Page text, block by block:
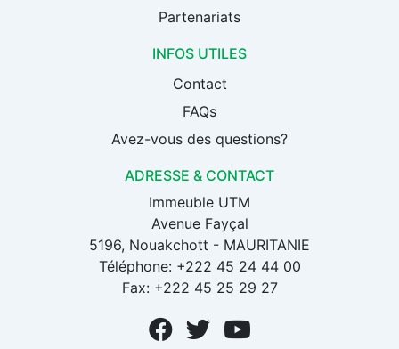
Partenariats
INFOS UTILES
Contact
FAQs
Avez-vous des questions?
ADRESSE & CONTACT
Immeuble UTM
Avenue Fayçal
5196, Nouakchott - MAURITANIE
Téléphone: +222 45 24 44 00
Fax: +222 45 25 29 27